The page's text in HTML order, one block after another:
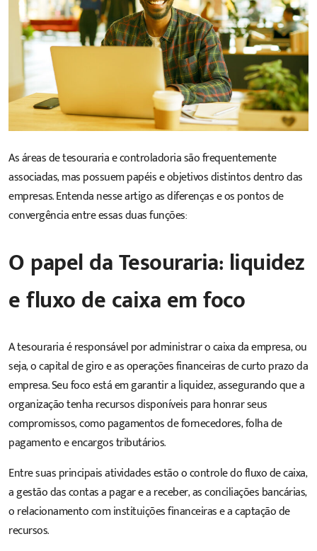
As áreas de tesouraria e controladoria são frequentemente
associadas, mas possuem papéis e objetivos distintos dentro das
empresas. Entenda nesse artigo as diferenças e os pontos de
convergência entre essas duas funções:
O papel da Tesouraria: liquidez
e fluxo de caixa em foco
A tesouraria é responsável poradministrar o caixa da empresa, ou
seja, o capital de giro e as operações financeiras de curto prazo da
empresa. Seu foco está em garantir a liquidez, assegurando que a
organização tenha recursos disponíveis para honrar seus
compromissos, como pagamentos de fornecedores, folha de
pagamento e encargos tributários.
Entre suas principais atividades estão o controle do fluxo de caixa,
a gestão das contas a pagar e a receber, as conciliações bancárias,
o relacionamento com instituições financeiras e a captação de
recursos.